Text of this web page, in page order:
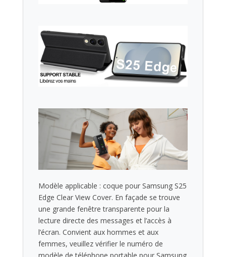
Modèle applicable : coque pour Samsung S25
Edge Clear View Cover. En façade se trouve
une grande fenêtre transparente pour la
lecture directe des messages et l’accès à
l’écran. Convient aux hommes et aux
femmes, veuillez vérifier le numéro de